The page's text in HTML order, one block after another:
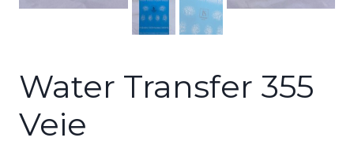
Water Transfer 355
Veie